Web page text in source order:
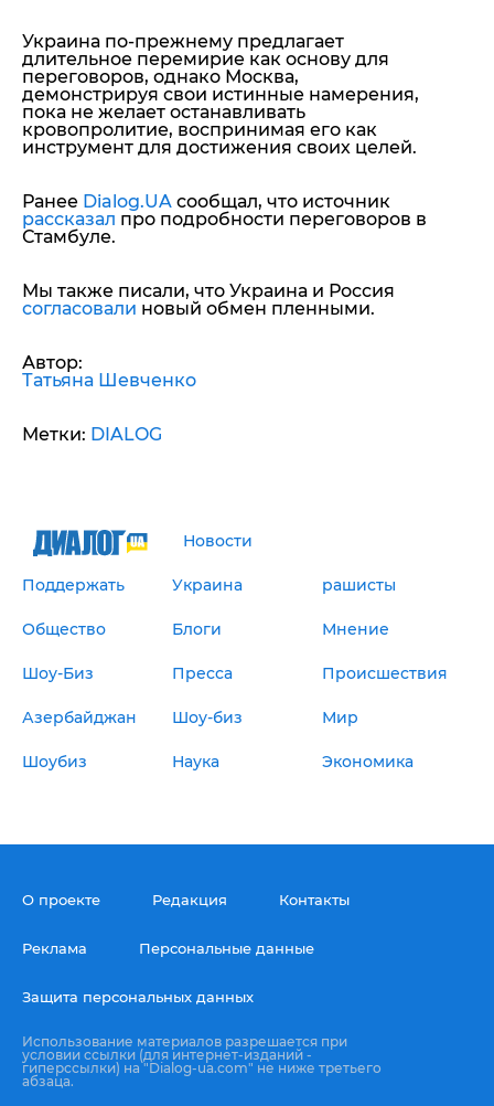
Украина по-прежнему предлагает
длительное перемирие как основу для
переговоров, однако Москва,
демонстрируя свои истинные намерения,
пока не желает останавливать
кровопролитие, воспринимая его как
инструмент для достижения своих целей.
Ранее Dialog.UA сообщал, что источник
рассказал про подробности переговоров в
Стамбуле.
Мы также писали, что Украина и Россия
согласовали новый обмен пленными.
Автор:
Татьяна Шевченко
Метки: DIALOG
Новости
Поддержать Украина рашисты
Общество Блоги Мнение
Шоу-Биз Пресса Происшествия
Азербайджан Шоу-биз Мир
Шоубиз Наука Экономика
О проекте Редакция Контакты
Реклама Персональные данные
Защита персональных данных
Использование материалов разрешается при
условии ссылки (для интернет-изданий -
гиперссылки) на "Dialog-ua.com" не ниже третьего
абзаца.